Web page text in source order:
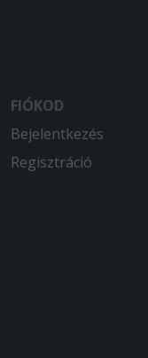
FIÓKOD
Bejelentkezés
Regisztráció